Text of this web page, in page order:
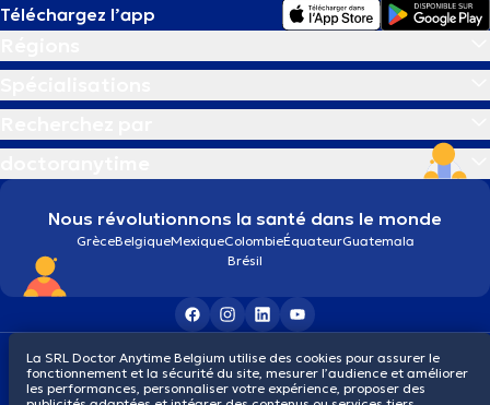
Téléchargez l’app
Nous révolutionnons la santé dans le monde
GrèceBelgiqueMexiqueColombieÉquateurGuatemala
Brésil
Conditions généralesCookiesPolitique de confidentialité
© 2026 doctoranytime
La SRL Doctor Anytime Belgium utilise des cookies pour assurer le
fonctionnement et la sécurité du site, mesurer l’audience et améliorer
les performances, personnaliser votre expérience, proposer des